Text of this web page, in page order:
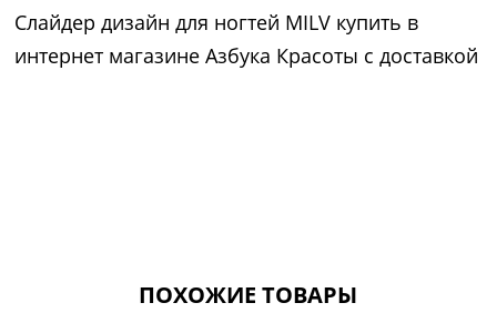
Слайдер дизайн для ногтей MILV купить в
интернет магазине Азбука Красоты с доставкой
ПОХОЖИЕ ТОВАРЫ